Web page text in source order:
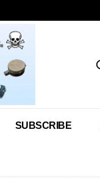
SUBSCRIBE